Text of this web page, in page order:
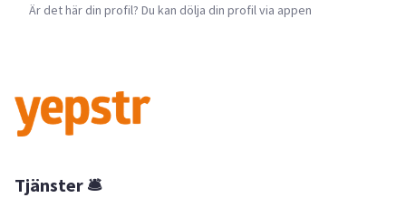
Är det här din profil? Du kan dölja din profil via appen
Tjänster 🛎